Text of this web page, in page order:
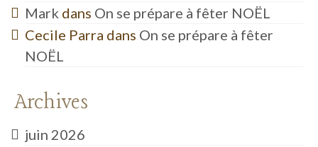
Mark dans On se prépare à fêter NOËL
Cecile Parra dans On se prépare à fêter
NOËL
Archives
juin 2026